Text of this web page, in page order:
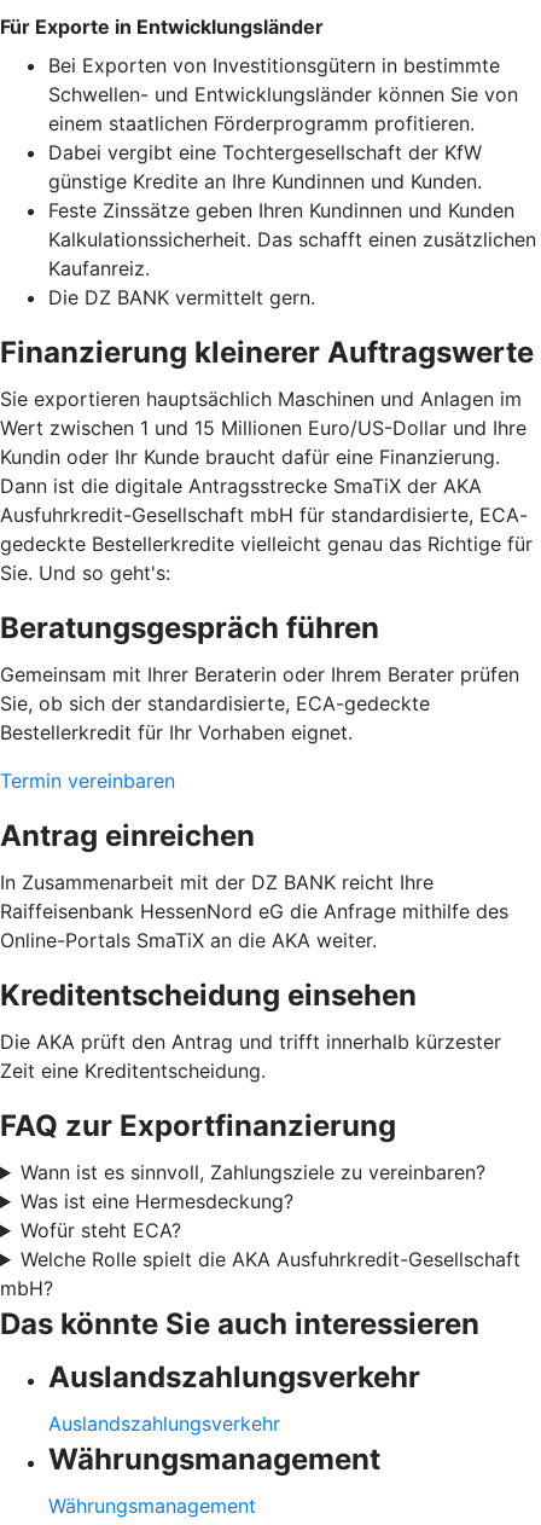
Für Exporte in Entwicklungsländer
Bei Exporten von Investitionsgütern in bestimmte
Schwellen- und Entwicklungsländer können Sie von
einem staatlichen Förderprogramm profitieren.
Dabei vergibt eine Tochtergesellschaft der KfW
günstige Kredite an Ihre Kundinnen und Kunden.
Feste Zinssätze geben Ihren Kundinnen und Kunden
Kalkulationssicherheit. Das schafft einen zusätzlichen
Kaufanreiz.
Die DZ BANK vermittelt gern.
Finanzierung kleinerer Auftragswerte
Sie exportieren hauptsächlich Maschinen und Anlagen im
Wert zwischen 1 und 15 Millionen Euro/US-Dollar und Ihre
Kundin oder Ihr Kunde braucht dafür eine Finanzierung.
Dann ist die digitale Antragsstrecke SmaTiX der AKA
Ausfuhrkredit-Gesellschaft mbH für standardisierte, ECA-
gedeckte Bestellerkredite vielleicht genau das Richtige für
Sie. Und so geht's:
Beratungsgespräch führen
Gemeinsam mit Ihrer Beraterin oder Ihrem Berater prüfen
Sie, ob sich der standardisierte, ECA-gedeckte
Bestellerkredit für Ihr Vorhaben eignet.
Termin vereinbaren
Antrag einreichen
In Zusammenarbeit mit der DZ BANK reicht Ihre
Raiffeisenbank HessenNord eG die Anfrage mithilfe des
Online-Portals SmaTiX an die AKA weiter.
Kreditentscheidung einsehen
Die AKA prüft den Antrag und trifft innerhalb kürzester
Zeit eine Kreditentscheidung.
FAQ zur Exportfinanzierung
Wann ist es sinnvoll, Zahlungsziele zu vereinbaren?
Was ist eine Hermesdeckung?
Wofür steht ECA?
Welche Rolle spielt die AKA Ausfuhrkredit-Gesellschaft
mbH?
Das könnte Sie auch interessieren
Auslandszahlungsverkehr
Auslandszahlungsverkehr
Währungsmanagement
Währungsmanagement